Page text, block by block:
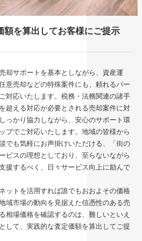
額を算出してお客様にご提示
却サポートを基本としながら、資産運
意売却などの特殊案件にも、頼れるパー
対応いたします。税務・法務関連の諸手
超える対応が必要とされる売却案件に対
っかり協力しながら、安心のサポート環
プでご対応いたします。地域の皆様から
でも気軽にお声掛けいただける、「街の
ビスの理想としており、至らないながら
援するべく、日々サービス向上に励んで
ットを活用すれば誰でもおおよその価格
域市場の動向を見据えた信憑性のある売
相場価格を確認するのは、難しいといえ
して、実践的な査定価額を算出してご提